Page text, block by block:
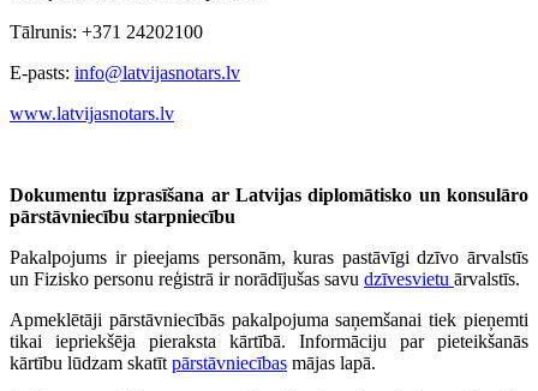
Tālrunis: +371 24202100
E-pasts: info@latvijasnotars.lv
www.latvijasnotars.lv
Dokumentu izprasīšana ar Latvijas diplomātisko un konsulāro
pārstāvniecību starpniecību
Pakalpojums ir pieejams personām, kuras pastāvīgi dzīvo ārvalstīs
un Fizisko personu reģistrā ir norādījušas savu dzīvesvietu ārvalstīs.
Apmeklētāji pārstāvniecībās pakalpojuma saņemšanai tiek pieņemti
tikai iepriekšēja pieraksta kārtībā. Informāciju par pieteikšanās
kārtību lūdzam skatīt pārstāvniecības mājas lapā.